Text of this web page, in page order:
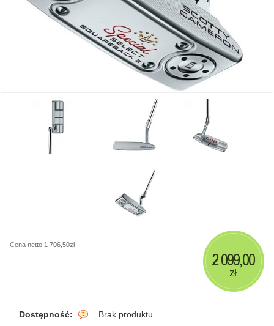
Dostępność:
Brak produktu
Cena netto:1 706,50zł
2 099,00
zł